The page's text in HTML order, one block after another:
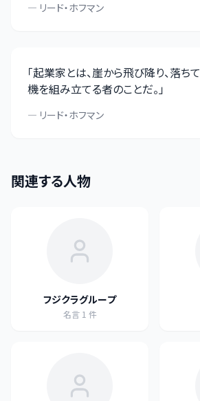
— リード・ホフマン
「起業家とは、崖から飛び降り、落ち
機を組み立てる者のことだ。」
— リード・ホフマン
関連する人物
フジクラグループ
名言 1 件